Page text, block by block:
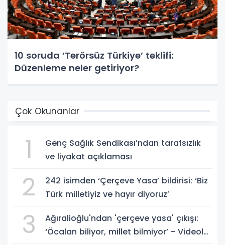
10 soruda ‘Terörsüz Türkiye’ teklifi:
Düzenleme neler getiriyor?
Çok Okunanlar
1
Genç Sağlık Sendikası’ndan tarafsızlık
ve liyakat açıklaması
2
242 isimden ‘Çerçeve Yasa’ bildirisi: ‘Biz
Türk milletiyiz ve hayır diyoruz’
3
Ağıralioğlu'ndan 'çerçeve yasa' çıkışı:
‘Öcalan biliyor, millet bilmiyor’ - Videolu